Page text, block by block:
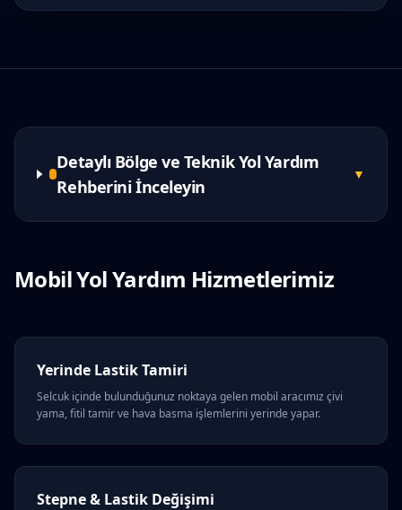
Detaylı Bölge ve Teknik Yol Yardım
Rehberini İnceleyin
▼
Mobil Yol Yardım Hizmetlerimiz
Yerinde Lastik Tamiri
Selcuk içinde bulunduğunuz noktaya gelen mobil aracımız çivi
yama, fitil tamir ve hava basma işlemlerini yerinde yapar.
Stepne & Lastik Değişimi